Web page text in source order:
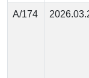
А/174